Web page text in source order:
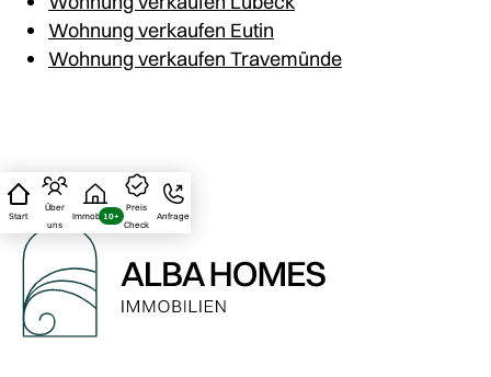
Wohnung verkaufen Eutin
Wohnung verkaufen Travemünde
Start
Über
uns
10+
Immobilien
Preis
Check
Anfrage